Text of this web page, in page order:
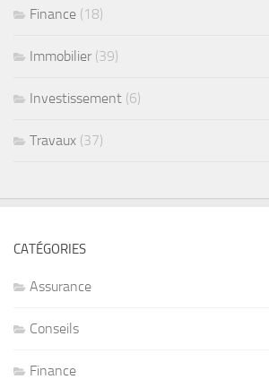
Finance (18)
Immobilier (39)
Investissement (6)
Travaux (37)
CATÉGORIES
Assurance
Conseils
Finance